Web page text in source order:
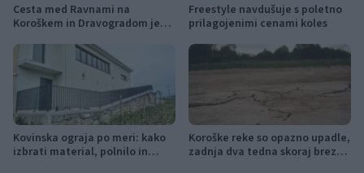
Cesta med Ravnami na
Koroškem in Dravogradom je
Freestyle navdušuje s poletno
prilagojenimi cenami koles
Kovinska ograja po meri: kako
izbrati material, polnilo in
Koroške reke so opazno upadle,
zadnja dva tedna skoraj brez